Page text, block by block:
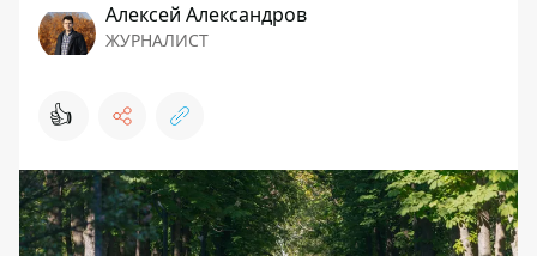
Алексей Александров
ЖУРНАЛИСТ
👍